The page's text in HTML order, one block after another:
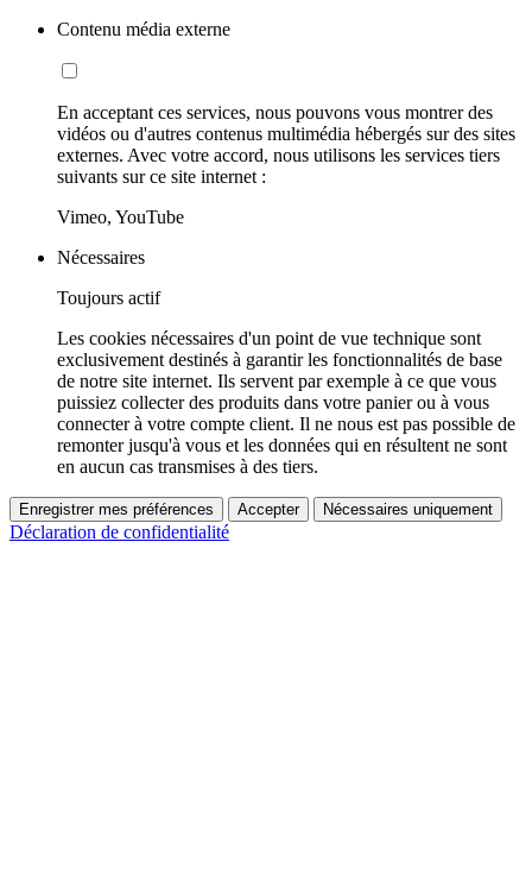
Contenu média externe
En acceptant ces services, nous pouvons vous montrer des
vidéos ou d'autres contenus multimédia hébergés sur des sites
externes. Avec votre accord, nous utilisons les services tiers
suivants sur ce site internet :
Vimeo, YouTube
Nécessaires
Toujours actif
Les cookies nécessaires d'un point de vue technique sont
exclusivement destinés à garantir les fonctionnalités de base
de notre site internet. Ils servent par exemple à ce que vous
puissiez collecter des produits dans votre panier ou à vous
connecter à votre compte client. Il ne nous est pas possible de
remonter jusqu'à vous et les données qui en résultent ne sont
en aucun cas transmises à des tiers.
Enregistrer mes préférences Accepter Nécessaires uniquement
Déclaration de confidentialité